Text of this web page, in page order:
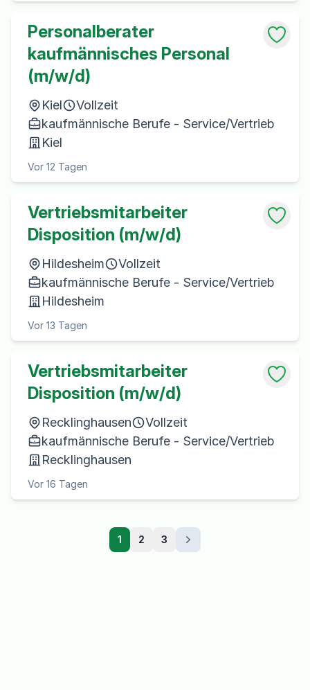
Personalberater
kaufmännisches Personal
(m/w/d)
Kiel
Vollzeit
kaufmännische Berufe - Service/Vertrieb
Kiel
Vor 12 Tagen
Vertriebsmitarbeiter
Disposition (m/w/d)
Hildesheim
Vollzeit
kaufmännische Berufe - Service/Vertrieb
Hildesheim
Vor 13 Tagen
Vertriebsmitarbeiter
Disposition (m/w/d)
Recklinghausen
Vollzeit
kaufmännische Berufe - Service/Vertrieb
Recklinghausen
Vor 16 Tagen
1 2 3
Weiter